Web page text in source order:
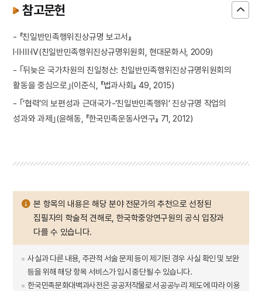
참고문헌
- 『친일반민족행위진상규명 보고서』
Ⅰ·Ⅱ·Ⅲ·Ⅳ(친일반민족행위진상규명위원회, 현대문화사, 2009)
- ｢뒤늦은 국가차원의 친일청산: 친일반민족행위진상규명위원회의
활동을 중심으로｣(이준식, 『법과사회』 49, 2015)
- ｢‘협력’의 보편성과 근대국가-‘친일반민족행위’ 진상규명 작업의
성과와 과제｣(윤해동, 『한국민족운동사연구』 71, 2012)
본 항목의 내용은 해당 분야 전문가의 추천으로 선정된
집필자의 학술적 견해로, 한국학중앙연구원의 공식 입장과
다를 수 있습니다.
사실과 다른 내용, 주관적 서술 문제 등이 제기된 경우 사실 확인 및 보완
등을 위해 해당 항목 서비스가 임시 중단될 수 있습니다.
한국민족문화대백과사전은 공공저작물로서 공공누리 제도에 따라 이용